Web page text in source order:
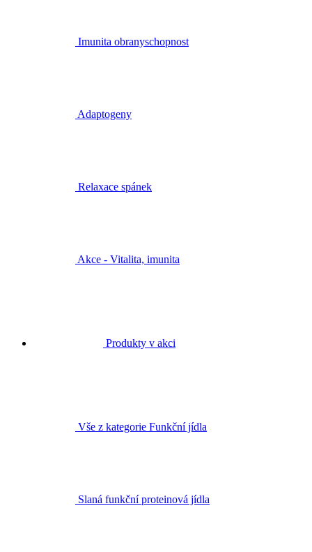
Imunita obranyschopnost
Adaptogeny
Relaxace spánek
Akce - Vitalita, imunita
Produkty v akci
Vše z kategorie Funkční jídla
Slaná funkční proteinová jídla